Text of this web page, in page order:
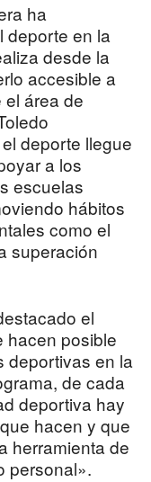
ha
deporte en la
desde la
accesible a
área de
deporte llegue
a los
escuelas
hábitos
como el
superación
el
hacen posible
deportivas en la
de cada
deportiva hay
hacen y que
herramienta de
personal».